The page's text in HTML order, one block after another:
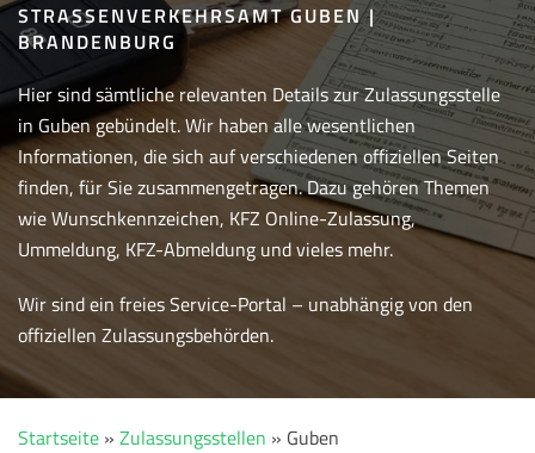
STRASSENVERKEHRSAMT GUBEN | B
RANDENBURG
Hier sind sämtliche relevanten Details zur Zulassungsstelle
in Guben gebündelt. Wir haben alle wesentlichen
Informationen, die sich auf verschiedenen offiziellen Seiten
finden, für Sie zusammengetragen. Dazu gehören Themen
wie Wunschkennzeichen, KFZ Online-Zulassung,
Ummeldung, KFZ-Abmeldung und vieles mehr.
Wir sind ein freies Service-Portal – unabhängig von den
offiziellen Zulassungsbehörden.
Startseite » Zulassungsstellen » Guben